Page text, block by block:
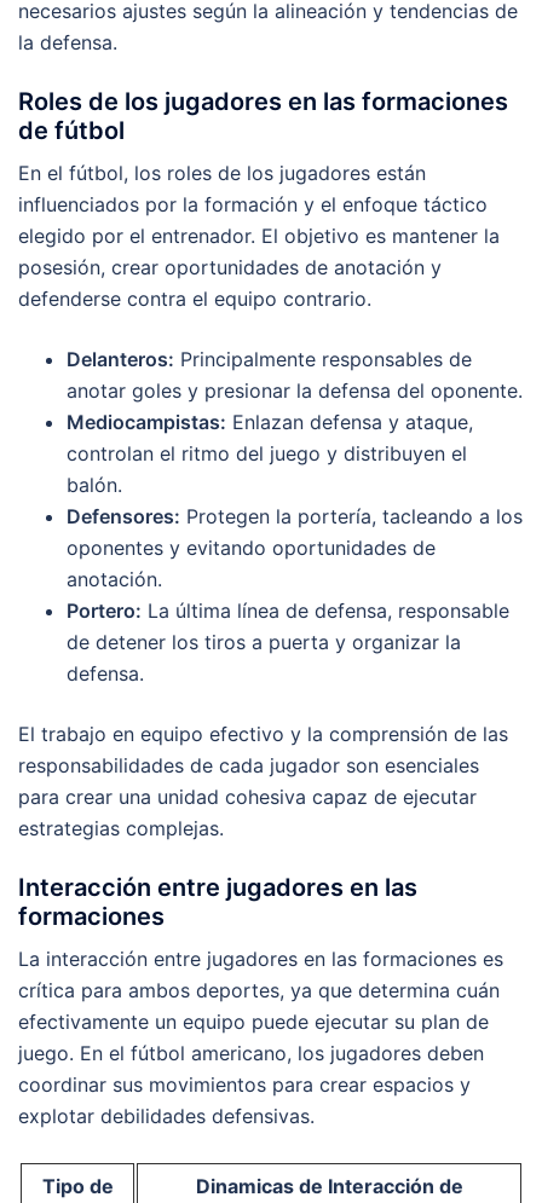
necesarios ajustes según la alineación y tendencias de
la defensa.
Roles de los jugadores en las formaciones
de fútbol
En el fútbol, los roles de los jugadores están
influenciados por la formación y el enfoque táctico
elegido por el entrenador. El objetivo es mantener la
posesión, crear oportunidades de anotación y
defenderse contra el equipo contrario.
Delanteros: Principalmente responsables de
anotar goles y presionar la defensa del oponente.
Mediocampistas: Enlazan defensa y ataque,
controlan el ritmo del juego y distribuyen el
balón.
Defensores: Protegen la portería, tacleando a los
oponentes y evitando oportunidades de
anotación.
Portero: La última línea de defensa, responsable
de detener los tiros a puerta y organizar la
defensa.
El trabajo en equipo efectivo y la comprensión de las
responsabilidades de cada jugador son esenciales
para crear una unidad cohesiva capaz de ejecutar
estrategias complejas.
Interacción entre jugadores en las
formaciones
La interacción entre jugadores en las formaciones es
crítica para ambos deportes, ya que determina cuán
efectivamente un equipo puede ejecutar su plan de
juego. En el fútbol americano, los jugadores deben
coordinar sus movimientos para crear espacios y
explotar debilidades defensivas.
Tipo de
Dinamicas de Interacción de